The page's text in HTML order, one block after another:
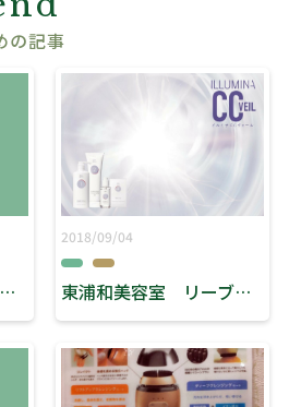
の記事
リーブス 美容室 ミエル川口 「これからの時期に向けて」
2018/09/04
東浦和美容室 リーブス 『イルミナカラーキャンペーンのお知らせ』